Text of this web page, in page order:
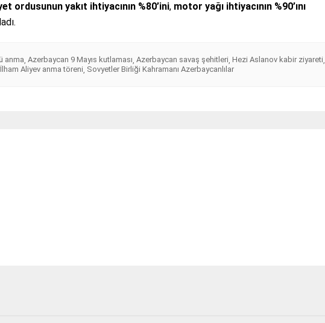
ordusunun yakıt ihtiyacının %80’ini, motor yağı ihtiyacının %90’ını
anma, Azerbaycan 9 Mayıs kutlaması, Azerbaycan savaş şehitleri, Hezi Aslanov kabir ziyareti,
İlham Aliyev anma töreni, Sovyetler Birliği Kahramanı Azerbaycanlılar